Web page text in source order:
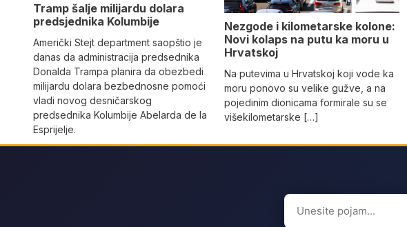
Tramp šalje milijardu dolara
predsjednika Kolumbije
Američki Stejt department saopštio je
danas da administracija predsednika
Donalda Trampa planira da obezbedi
milijardu dolara bezbednosne pomoći
vladi novog desničarskog
predsednika Kolumbije Abelarda de la
Esprijelje.
Nezgode i kilometarske kolone:
Novi kolaps na putu ka moru u
Hrvatskoj
Na putevima u Hrvatskoj koji vode ka
moru ponovo su velike gužve, a na
pojedinim dionicama formirale su se
višekilometarske […]
Search
for: